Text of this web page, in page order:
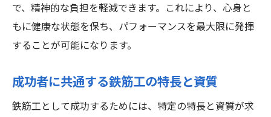
で、精神的な負担を軽減できます。これにより、心身と
もに健康な状態を保ち、パフォーマンスを最大限に発揮
することが可能になります。
成功者に共通する鉄筋工の特長と資質
鉄筋工として成功するためには、特定の特長と資質が求